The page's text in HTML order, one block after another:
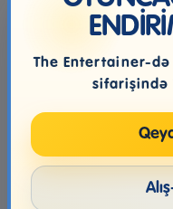
11.99₼
Səbətə at
The Entertainer-də
sifarişində